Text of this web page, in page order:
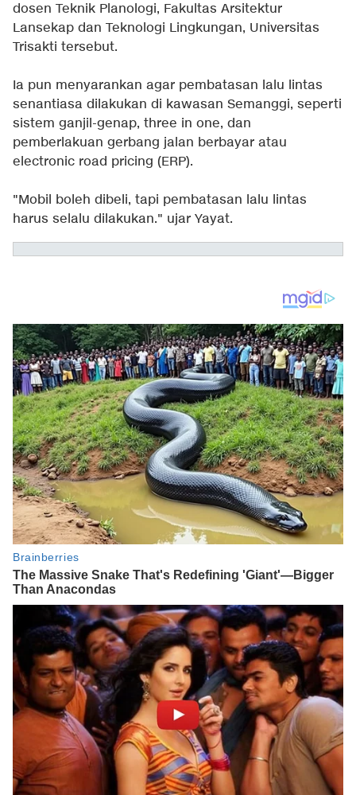
dosen Teknik Planologi, Fakultas Arsitektur
Lansekap dan Teknologi Lingkungan, Universitas
Trisakti tersebut.
Ia pun menyarankan agar pembatasan lalu lintas
senantiasa dilakukan di kawasan Semanggi, seperti
sistem ganjil-genap, three in one, dan
pemberlakuan gerbang jalan berbayar atau
electronic road pricing (ERP).
"Mobil boleh dibeli, tapi pembatasan lalu lintas
harus selalu dilakukan." ujar Yayat.